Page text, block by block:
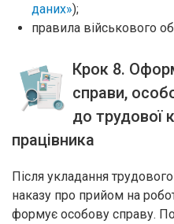
даних»);
правила військового
Крок 8.
справи,
до трудової
працівника
Після укладання
наказу про прийом на
формує особову справу.